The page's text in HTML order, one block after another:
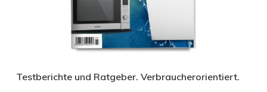
Testberichte und Ratgeber. Verbraucherorientiert.